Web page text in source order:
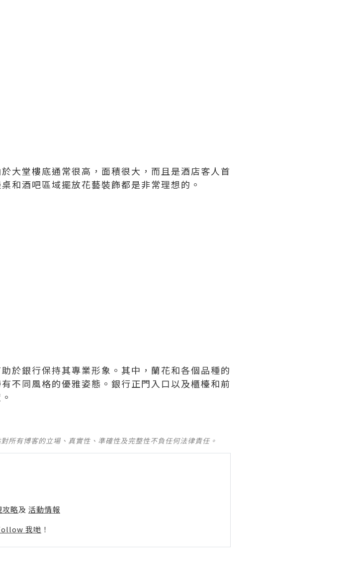
於大堂樓底通常很高，面積很大，而且是酒店客人首
和酒吧區域擺放花藝裝飾都是非常理想的。
助於銀行保持其專業形象。其中，蘭花和各個品種的
不同風格的優雅姿態。銀行正門入口以及櫃檯和前
所有博客的立場、真實性、準確性及完整性不負任何法律責任。
攻略及 活動情報
我哋 ！